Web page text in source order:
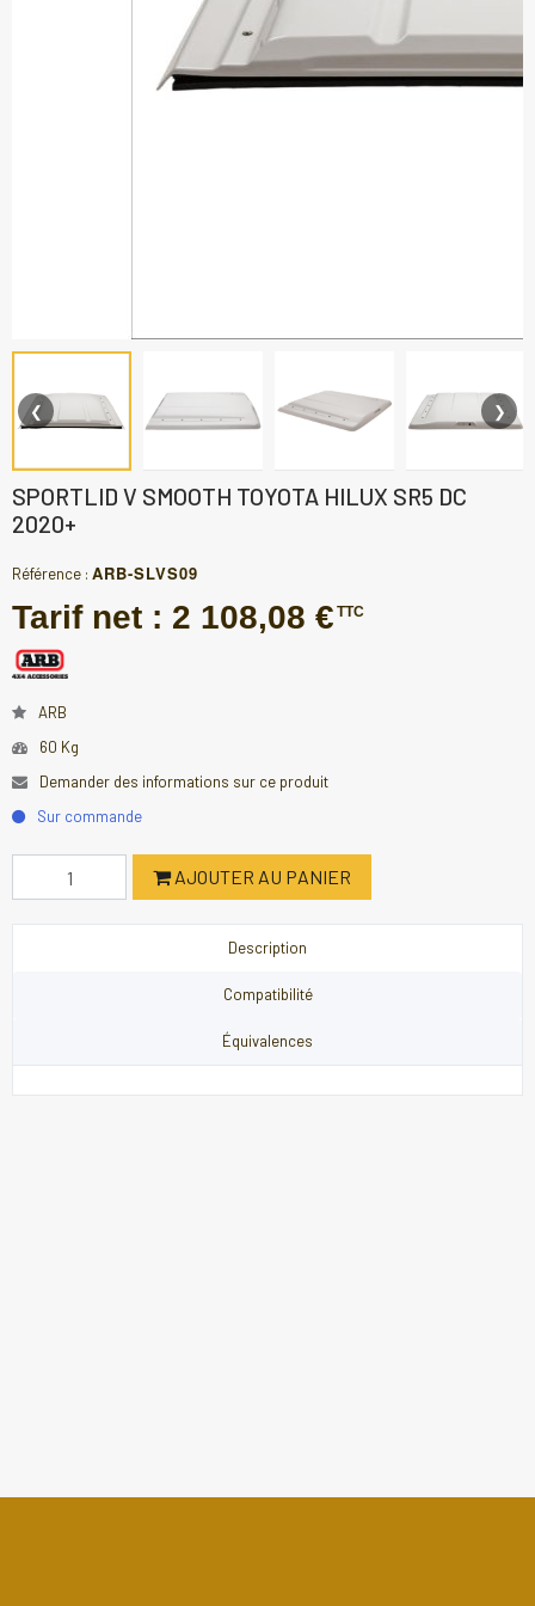
❮ ❯
SPORTLID V SMOOTH TOYOTA HILUX SR5 DC
2020+
Référence : ARB-SLVS09
Tarif net : 2 108,08 € TTC
ARB
60 Kg
Demander des informations sur ce produit
Sur commande
AJOUTER AU PANIER
Description
Compatibilité
Équivalences